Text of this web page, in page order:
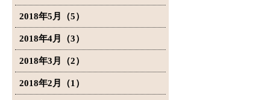
2018年5月（5）
2018年4月（3）
2018年3月（2）
2018年2月（1）